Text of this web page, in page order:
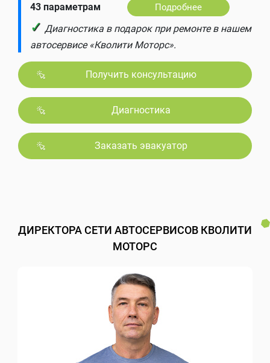
43 параметрам
Подробнее
✓ Диагностика в подарок при ремонте в нашем
автосервисе «Кволити Моторс».
Получить консультацию
Диагностика
Заказать эвакуатор
ДИРЕКТОРА СЕТИ АВТОСЕРВИСОВ КВОЛИТИ
МОТОРС